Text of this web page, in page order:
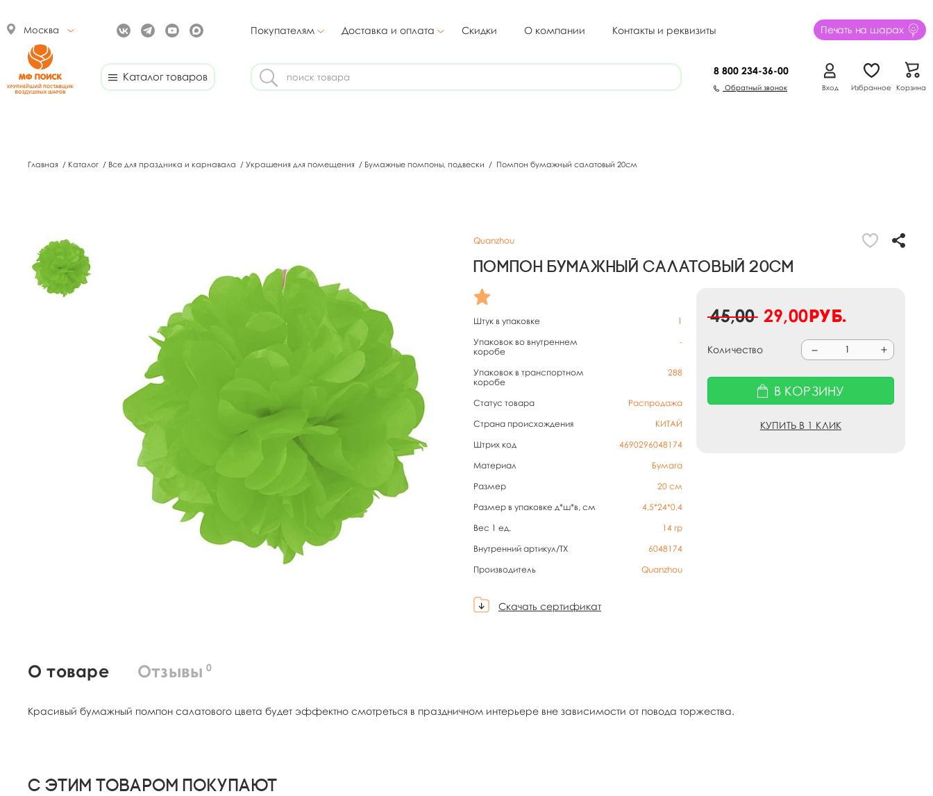
Москва Покупателям Доставка и оплата Скидки О компании Контакты и реквизиты Печать на шарах
Каталог товаров 8 800 234-36-00
Обратный звонок Вход Избранное Корзина
Главная / Каталог / Все для праздника и карнавала / Украшения для помещения / Бумажные помпоны, подвески / Помпон бумажный салатовый 20см
Quanzhou
Помпон бумажный салатовый 20см
Штук в упаковке
1
Упаковок во внутреннем
коробе
-
Упаковок в транспортном
коробе
288
Статус товара
Распродажа
Страна происхождения
КИТАЙ
Штрих код
4690296048174
Материал
Бумага
Размер
20 см
Размер в упаковке д*ш*в, см
4,5*24*0,4
Вес 1 ед.
14 гр
Внутренний артикул/TX
6048174
Производитель
Quanzhou
Скачать сертификат
45,00 29,00руб.
Количество
В КОРЗИНУ
КУПИТЬ В 1 КЛИК
О товаре Отзывы 0
Красивый бумажный помпон салатового цвета будет эффектно смотреться в праздничном интерьере вне зависимости от повода торжества.
С этим товаром покупают